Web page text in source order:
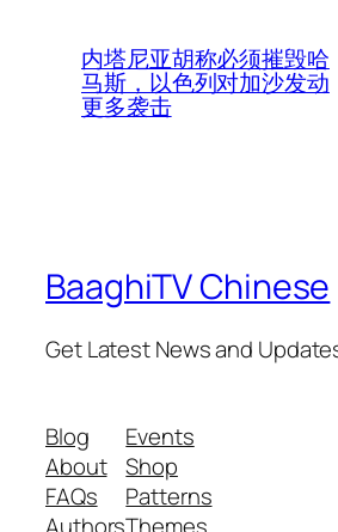
内塔尼亚胡称必须摧毁哈
马斯，以色列对加沙发动
更多袭击
BaaghiTV Chinese
Get Latest News and
Blog
About
FAQs
Events
Shop
Patterns